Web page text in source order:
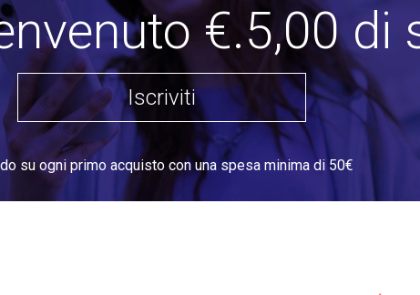
€.5,00 di
Iscriviti
su ogni primo acquisto con una spesa minima di 50€